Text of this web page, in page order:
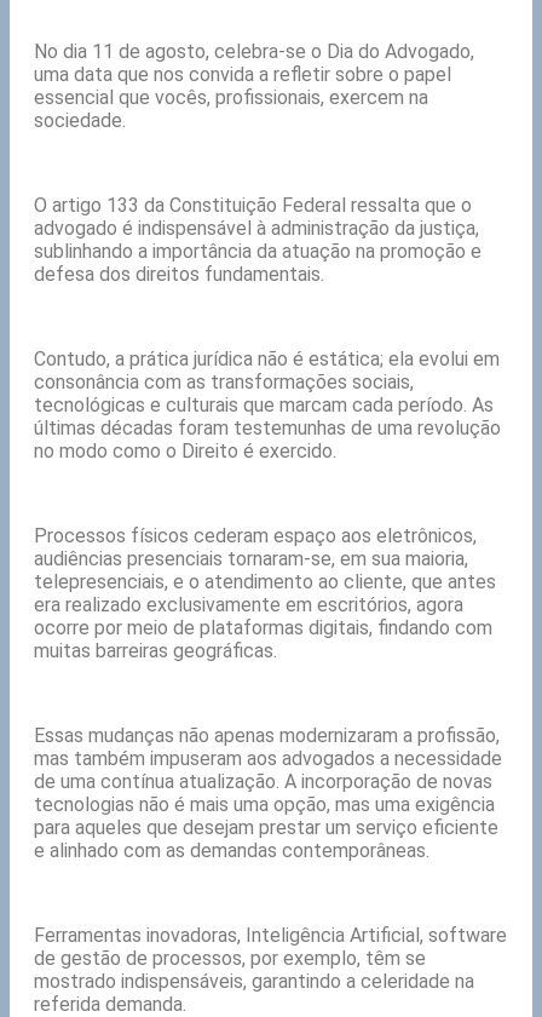
No dia 11 de agosto, celebra-se o Dia do Advogado,
uma data que nos convida a refletir sobre o papel
essencial que vocês, profissionais, exercem na
sociedade.
O artigo 133 da Constituição Federal ressalta que o
advogado é indispensável à administração da justiça,
sublinhando a importância da atuação na promoção e
defesa dos direitos fundamentais.
Contudo, a prática jurídica não é estática; ela evolui em
consonância com as transformações sociais,
tecnológicas e culturais que marcam cada período. As
últimas décadas foram testemunhas de uma revolução
no modo como o Direito é exercido.
Processos físicos cederam espaço aos eletrônicos,
audiências presenciais tornaram-se, em sua maioria,
telepresenciais, e o atendimento ao cliente, que antes
era realizado exclusivamente em escritórios, agora
ocorre por meio de plataformas digitais, findando com
muitas barreiras geográficas.
Essas mudanças não apenas modernizaram a profissão,
mas também impuseram aos advogados a necessidade
de uma contínua atualização. A incorporação de novas
tecnologias não é mais uma opção, mas uma exigência
para aqueles que desejam prestar um serviço eficiente
e alinhado com as demandas contemporâneas.
Ferramentas inovadoras, Inteligência Artificial, software
de gestão de processos, por exemplo, têm se
mostrado indispensáveis, garantindo a celeridade na
referida demanda.